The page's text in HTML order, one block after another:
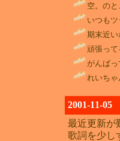
空。の
いつも
期末近い
頑張っ
がんば
れいち
2001-11-
最近更新が
歌詞を少し